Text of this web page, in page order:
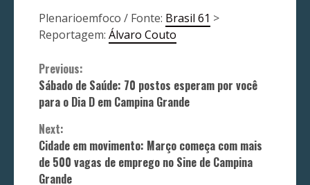
Plenarioemfoco / Fonte: Brasil 61 >
Reportagem: Álvaro Couto
Continue
Reading
Previous:
Sábado de Saúde: 70 postos esperam por você
para o Dia D em Campina Grande
Next:
Cidade em movimento: Março começa com mais
de 500 vagas de emprego no Sine de Campina
Grande